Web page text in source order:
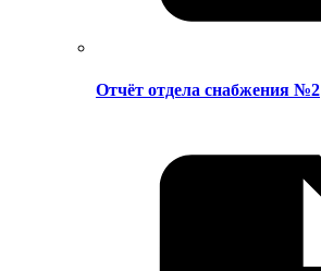
Отчёт отдела снабжения №2